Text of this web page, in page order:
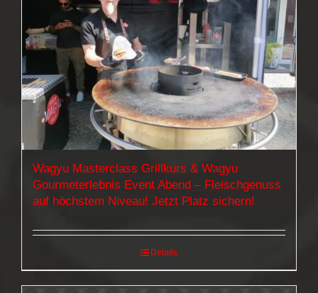
Wagyu Masterclass Grillkurs & Wagyu
Gourmeterlebnis Event Abend – Fleischgenuss
auf höchstem Niveau! Jetzt Platz sichern!
Details